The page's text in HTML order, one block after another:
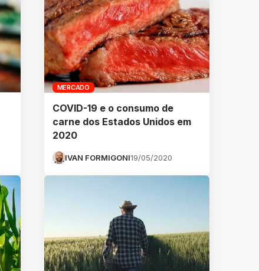
MERCADO
COVID-19 e o consumo de
carne dos Estados Unidos em
2020
IVAN FORMIGONI19/05/2020